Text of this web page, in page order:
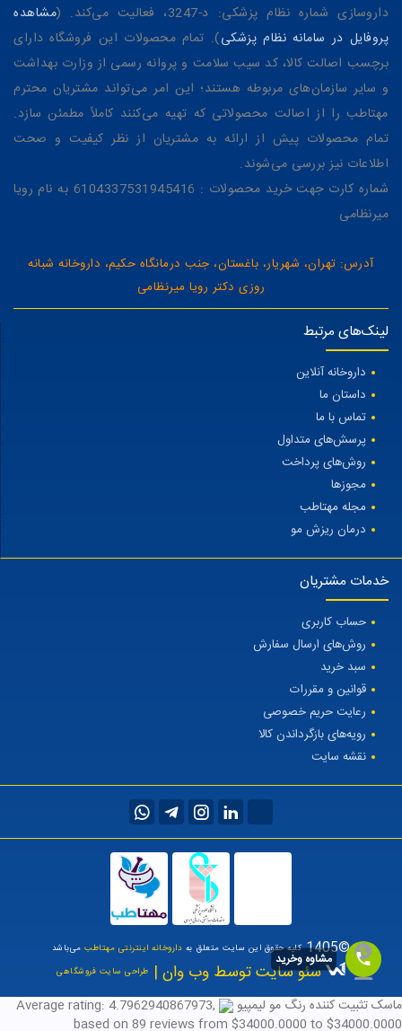
داروسازی شماره نظام پزشکی: د-3247، فعالیت می‌کند. (
مشاهده
پروفایل در سامانه نظام پزشکی). تمام محصولات این فروشگاه دارای
برچسب اصالت کالا، کد سیب سلامت و پروانه رسمی از وزارت بهداشت
و سایر سازمان‌های مربوطه هستند؛ این امر می‌تواند مشتریان محترم
مهتاطب را از اصالت محصولاتی که تهیه می‌کنند کاملاً مطمئن سازد.
تمام محصولات پیش از ارائه به مشتریان از نظر کیفیت و صحت
اطلاعات نیز بررسی می‌شوند.
شماره کارت جهت خرید محصولات : 6104337531945416 به نام رویا
میرنظامی
آدرس: تهران، شهریار، باغستان، جنب درمانگاه حکیم، داروخانه شبانه
روزی دکتر رویا میرنظامی
لینک‌های مرتبط
داروخانه آنلاین
داستان ما
تماس با ما
پرسش‌های متداول
روش‌های پرداخت
مجوزها
مجله مهتاطب
درمان ریزش مو
خدمات مشتریان
حساب کاربری
روش‌های ارسال سفارش
سبد خرید
قوانین و مقررات
رعایت حریم خصوصی
رویه‌های بازگرداندن کالا
نقشه سایت
©1405 کلیه حقوق این سایت متعلق به داروخانه اینترنتی مهتاطبمی‌باشد
سئو سایت توسط وب وان | طراحی سایت فروشگاهی
ماسک تثبیت کننده رنگ مو لیمپیو Average rating: 4.7962940867973,
based on 89 reviews from $34000.0000 to $34000.0000
مشاوه وخرید